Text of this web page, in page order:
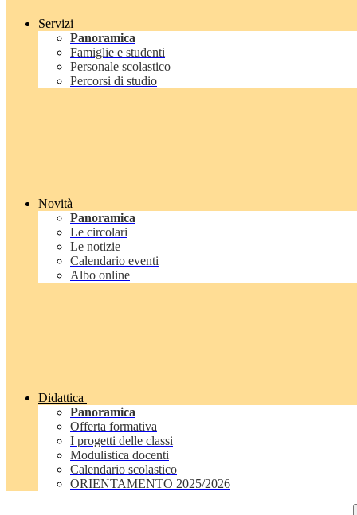
Servizi
Panoramica
Famiglie e studenti
Personale scolastico
Percorsi di studio
Novità
Panoramica
Le circolari
Le notizie
Calendario eventi
Albo online
Didattica
Panoramica
Offerta formativa
I progetti delle classi
Modulistica docenti
Calendario scolastico
ORIENTAMENTO 2025/2026